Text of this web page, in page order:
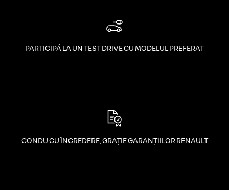
PARTICIPĂ LA UN TEST DRIVE CU MODELUL PREFERAT
CONDU CU ÎNCREDERE, GRAȚIE GARANȚIILOR RENAULT